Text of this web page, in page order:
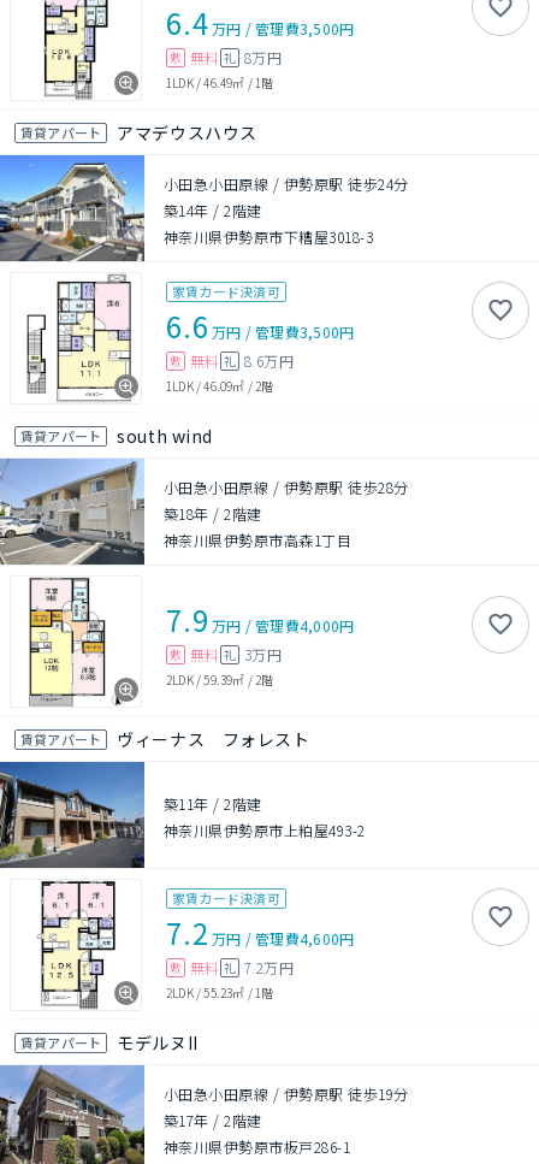
6.4万円 /管理費3,500円
敷 無料 礼 8万円
1LDK/46.49㎡ /1階
賃貸アパート アマデウスハウス
小田急小田原線 / 伊勢原駅 徒歩24分
築14年 /2階建
神奈川県伊勢原市下糟屋3018-3
家賃カード決済可
6.6 万円 /管理費3,500円
敷 無料 礼 8.6万円
1LDK/46.09㎡ /2階
賃貸アパート south wind
小田急小田原線 / 伊勢原駅 徒歩28分
築18年 /2階建
神奈川県伊勢原市高森1丁目
7.9 万円 /管理費4,000円
敷 無料 礼 3万円
2LDK/59.39㎡ / 2階
賃貸アパート ヴィーナス フォレスト
築11年 /2階建
神奈川県伊勢原市上粕屋493-2
家賃カード決済可
7.2 万円 /管理費4,600円
敷 無料 礼 7.2万円
2LDK/55.23㎡ /1階
賃貸アパート モデルヌII
小田急小田原線 / 伊勢原駅 徒歩19分
築17年 /2階建
神奈川県伊勢原市板戸286-1